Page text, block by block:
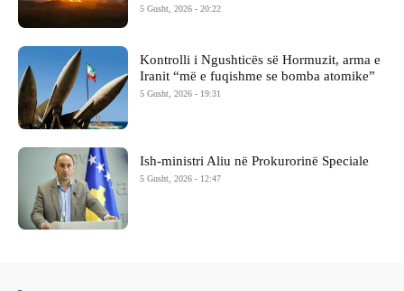
5 Gusht, 2026 - 20:22
Kontrolli i Ngushticës së Hormuzit, arma e
Iranit “më e fuqishme se bomba atomike”
5 Gusht, 2026 - 19:31
Ish-ministri ​Aliu në Prokurorinë Speciale
5 Gusht, 2026 - 12:47